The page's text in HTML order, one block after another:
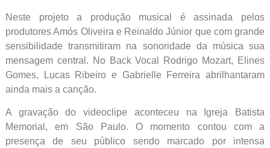
Neste projeto a produção musical é assinada pelos
produtores Amós Oliveira e Reinaldo Júnior que com grande
sensibilidade transmitiram na sonoridade da música sua
mensagem central. No Back Vocal Rodrigo Mozart, Elines
Gomes, Lucas Ribeiro e Gabrielle Ferreira abrilhantaram
ainda mais a canção.
A gravação do videoclipe aconteceu na Igreja Batista
Memorial, em São Paulo. O momento contou com a
presença de seu público sendo marcado por intensa